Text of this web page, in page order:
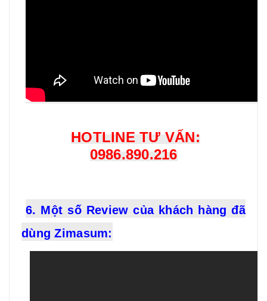
HOTLINE TƯ VẤN:
0986.890.216
6. Một số Review của khách hàng đã
dùng Zimasum: